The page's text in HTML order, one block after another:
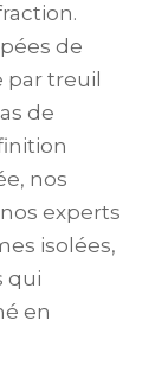
de
treuil
de
nos
experts
isolées,
qui
en